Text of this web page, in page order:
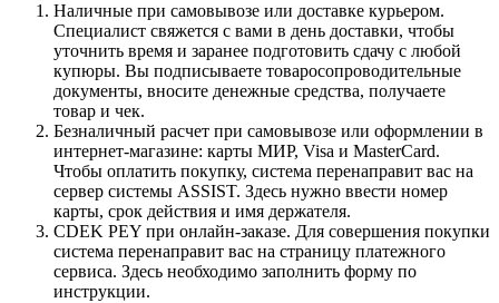
Наличные при самовывозе или доставке курьером.
Специалист свяжется с вами в день доставки, чтобы
уточнить время и заранее подготовить сдачу с любой
купюры. Вы подписываете товаросопроводительные
документы, вносите денежные средства, получаете
товар и чек.
Безналичный расчет при самовывозе или оформлении в
интернет-магазине: карты МИР, Visa и MasterCard.
Чтобы оплатить покупку, система перенаправит вас на
сервер системы ASSIST. Здесь нужно ввести номер
карты, срок действия и имя держателя.
CDEK PEY при онлайн-заказе. Для совершения покупки
система перенаправит вас на страницу платежного
сервиса. Здесь необходимо заполнить форму по
инструкции.